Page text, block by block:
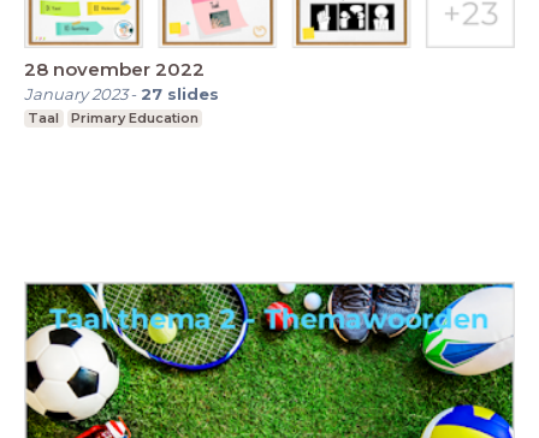
28 november 2022
January 2023- 27 slides
Taal Primary Education